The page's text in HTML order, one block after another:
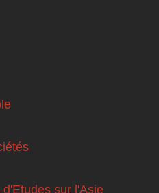
sur l'Asie